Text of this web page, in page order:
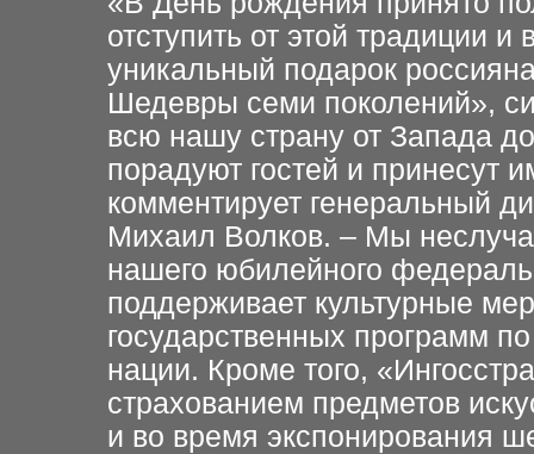
отступить от этой традиции
уникальный подарок
Шедевры семи поколений»,
всю нашу страну от Запада
порадуют гостей и принесут
комментирует генеральный
Михаил Волков. – Мы
нашего юбилейного
поддерживает культурные
государственных программ
нации. Кроме того,
страхованием предметов
и во время экспонирования